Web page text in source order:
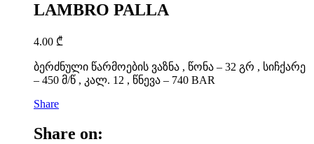
LAMBRO PALLA
4.00 ₾
ბერძნული წარმოების ვაზნა , წონა – 32 გრ , სიჩქარე
– 450 მ/წ , კალ. 12 , წნევა – 740 BAR
Share
Share on: